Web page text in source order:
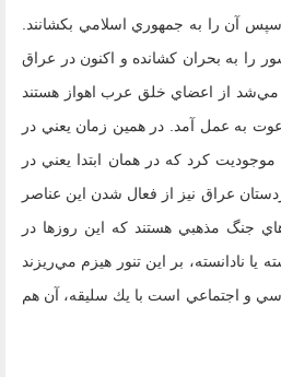
سپس آن را به جمهوري اسلامي بکشانند.
تشکيل شده و اين کشور را به بحران کشانده و اکنون در عراق
مي‌شد از اعضاي خلق عرب اهواز هستند
به عمل آمد. در همين زمان يعني در
کرد که در همان ابتدا يعني در
عراق نيز از فعال شدن اين عناصر
جنگ مذهبي هستند که اين روزها در
نادانسته، بر اين تنور هيزم مي‌ريزند
و اجتماعي است با يك سليقه، آن هم